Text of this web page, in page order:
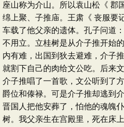
座山称为介山。所以袁山松《 郡
绵上聚、子推庙。王肃《 丧服要
车载了他父亲的遗体。孔子问道
不用立。立桂树是从介子推开始
内有难，出国到狄去避难，介子
就割下自己的肉给文公吃。后来
介子推唱了一首歌，文公听到了
爵位和傣禄。可是介子推却逃到
晋国人把他安葬了，怕他的魂魄
树。我父亲生在宫殿里，死在床